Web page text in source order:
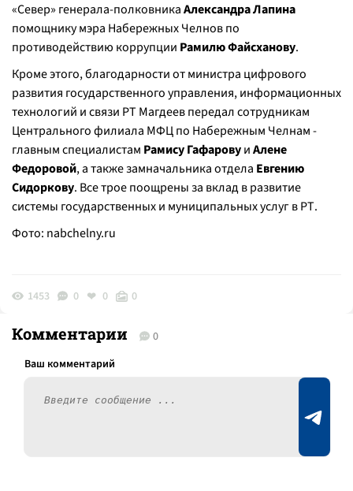
«Север» генерала-полковникаАлександра Лапина
помощнику мэра Набережных Челнов по
противодействию коррупции Рамилю Файсханову.
Кроме этого, благодарности от министра цифрового
развития государственного управления, информационных
технологий и связи РТ Магдеев передал сотрудникам
Центрального филиала МФЦ по Набережным Челнам -
главным специалистам Рамису ГафаровуиАлене
Федоровой, а также замначальника отдела Евгению
Сидоркову. Все трое поощрены за вклад в развитие
системы государственных и муниципальных услуг в РТ.
Фото: nabchelny.ru
1453 0 0 0
Комментарии 0